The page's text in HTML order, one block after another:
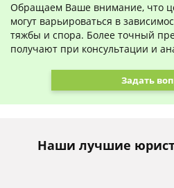
Обращаем Ваше внимание, что
могут варьироваться в
тяжбы и спора. Более точный
получают при консультации и
Задать
Наши лучшие